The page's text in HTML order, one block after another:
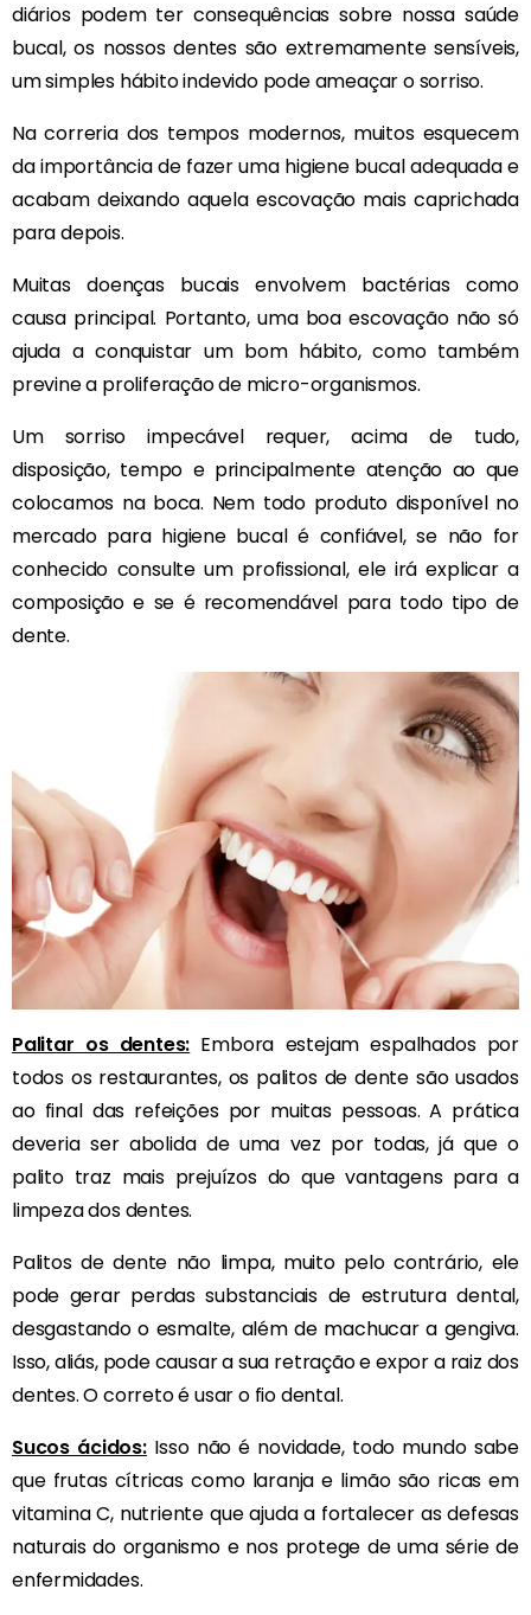
diários podem ter consequências sobre nossa saúde
bucal, os nossos dentes são extremamente sensíveis,
um simples hábito indevido pode ameaçar o sorriso.
Na correria dos tempos modernos, muitos esquecem
da importância de fazer uma higiene bucal adequada e
acabam deixando aquela escovação mais caprichada
para depois.
Muitas doenças bucais envolvem bactérias como
causa principal. Portanto, uma boa escovação não só
ajuda a conquistar um bom hábito, como também
previne a proliferação de micro-organismos.
Um sorriso impecável requer, acima de tudo,
disposição, tempo e principalmente atenção ao que
colocamos na boca. Nem todo produto disponível no
mercado para higiene bucal é confiável, se não for
conhecido consulte um profissional, ele irá explicar a
composição e se é recomendável para todo tipo de
dente.
Palitar os dentes: Embora estejam espalhados por
todos os restaurantes, os palitos de dente são usados
ao final das refeições por muitas pessoas. A prática
deveria ser abolida de uma vez por todas, já que o
palito traz mais prejuízos do que vantagens para a
limpeza dos dentes.
Palitos de dente não limpa, muito pelo contrário, ele
pode gerar perdas substanciais de estrutura dental,
desgastando o esmalte, além de machucar a gengiva.
Isso, aliás, pode causar a sua retração e expor a raiz dos
dentes. O correto é usar o fio dental.
Sucos ácidos:Isso não é novidade, todo mundo sabe
que frutas cítricas como laranja e limão são ricas em
vitamina C, nutriente que ajuda a fortalecer as defesas
naturais do organismo e nos protege de uma série de
enfermidades.